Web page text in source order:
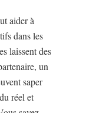
aider à
dans les
laissent des
un
saper
réel et